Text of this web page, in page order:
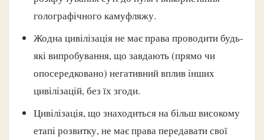
голографічного камуфляжу.
Жодна цивілізація не має права проводити будь-
які випробування, що завдають (прямо чи
опосередковано) негативний вплив інших
цивілізацій, без їх згоди.
Цивілізація, що знаходиться на більш високому
етапі розвитку, не має права передавати свої